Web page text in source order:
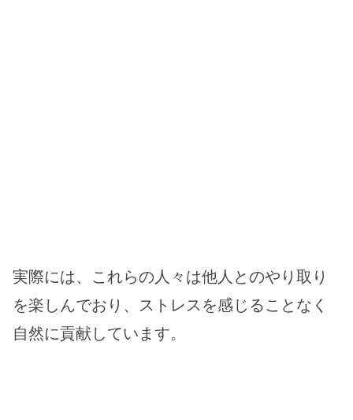
実際には、これらの人々は他人とのやり取り
を楽しんでおり、ストレスを感じることなく
自然に貢献しています。